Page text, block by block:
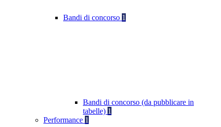
Bandi di concorso 1
Bandi di concorso (da pubblicare in
tabelle) 1
Performance 1